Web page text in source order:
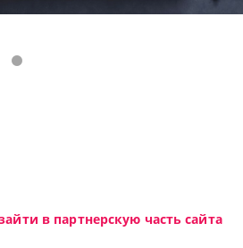
в партнерскую часть сайта